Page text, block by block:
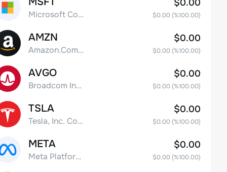
Microsoft Corp
$0.00
$0.00(%100.00)
AMZN
Amazon.Com Inc
$0.00
$0.00(%100.00)
AVGO
Broadcom Inc. Common Stock
$0.00
$0.00(%100.00)
TSLA
Tesla, Inc. Common Stock
$0.00
$0.00(%100.00)
META
Meta Platforms, Inc. Class A Common Stock
$0.00
$0.00(%100.00)